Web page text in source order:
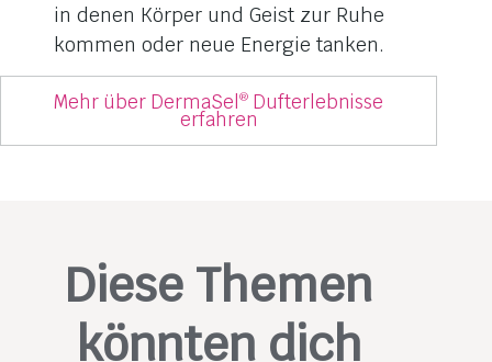
in denen Körper und Geist zur Ruhe
kommen oder neue Energie tanken.
Mehr über DermaSel ® Dufterlebnisse
erfahren
Diese Themen
könnten dich